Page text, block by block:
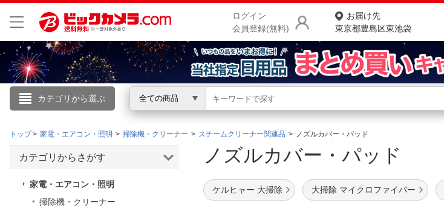
ログイン
会員登録(無料)
お届け先
東京都豊島区東池袋
カテゴリから選ぶ 全ての商品
こんにちは
ログイン ランキングからさがす
カテゴリ一覧からさがす
トップ 家電・エアコン・照明 掃除機・クリーナー スチームクリーナー関連品 ノズルカバー・パッド
ノズルカバー・パッド
ケルヒャー 大掃除 大掃除 マイクロファイバー
カテゴリからさがす
家電・エアコン・照明
掃除機・クリーナー